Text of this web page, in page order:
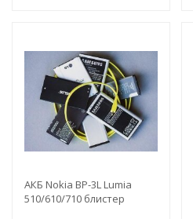
АКБ Nokia BP-3L Lumia
510/610/710 блистер